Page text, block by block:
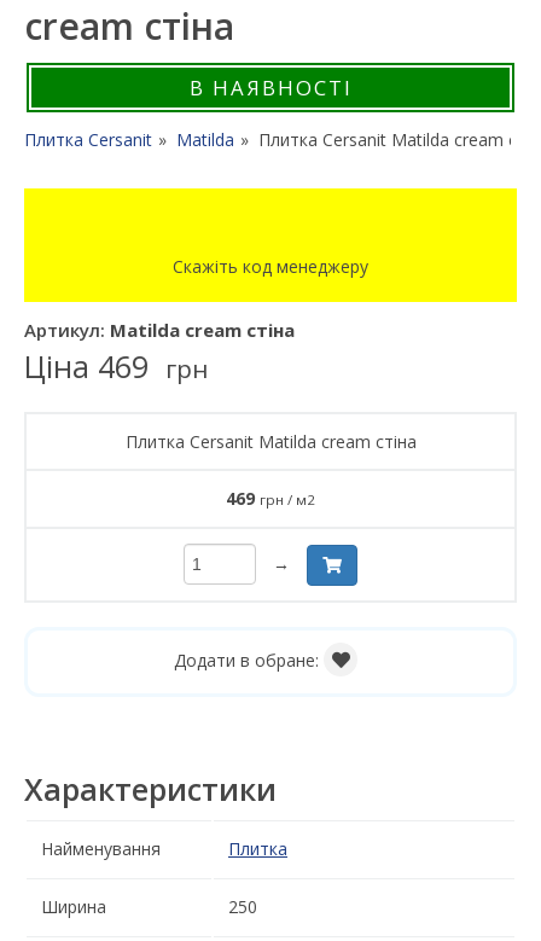
cream стіна
В НАЯВНОСТІ
Плитка Cersanit Matilda Плитка Cersanit Matilda cream
Скажіть код менеджеру
Артикул: Matilda cream стіна
Ціна 469 грн
Плитка Cersanit Matilda cream стіна
469 грн / м2
→
Додати в обране:
Характеристики
Найменування Плитка
Ширина 250